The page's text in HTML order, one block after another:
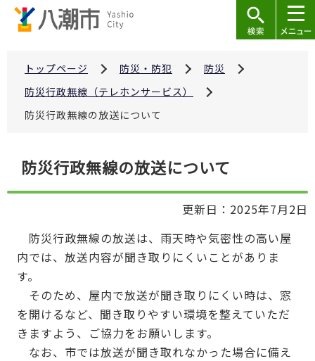
トップページ 防災・防犯
防災
防災行政無線（テレホンサービス）
防災行政無線の放送について
こ
防災行政無線の放送について
更新日：2025年7月2日
防災行政無線の放送は、雨天時や気密性の高い屋
内では、放送内容が聞き取りにくいことがありま
す。
そのため、屋内で放送が聞き取りにくい時は、窓
を開けるなど、聞き取りやすい環境を整えていただ
きますよう、ご協力をお願いします。
なお、市では放送が聞き取れなかった場合に備え